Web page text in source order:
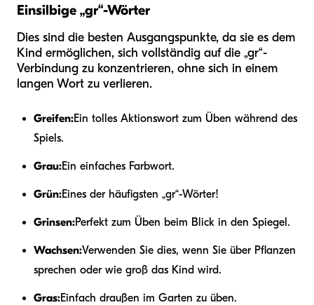
Einsilbige „gr“-Wörter
Dies sind die besten Ausgangspunkte, da sie es dem
Kind ermöglichen, sich vollständig auf die „gr“-
Verbindung zu konzentrieren, ohne sich in einem
langen Wort zu verlieren.
Greifen:Ein tolles Aktionswort zum Üben während des
Spiels.
Grau:Ein einfaches Farbwort.
Grün:Eines der häufigsten „gr“-Wörter!
Grinsen:Perfekt zum Üben beim Blick in den Spiegel.
Wachsen:Verwenden Sie dies, wenn Sie über Pflanzen
sprechen oder wie groß das Kind wird.
Gras:Einfach draußen im Garten zu üben.